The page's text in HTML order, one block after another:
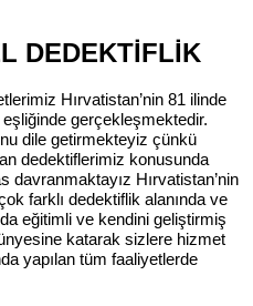
DEDEKTİFLİK
Hırvatistan’nin 81 ilinde
gerçekleşmektedir.
dile getirmekteyiz çünkü
dedektiflerimiz konusunda
Hırvatistan’nin
farklı dedektiflik alanında ve
eğitimli ve kendini geliştirmiş
katarak sizlere hizmet
yapılan tüm faaliyetlerde